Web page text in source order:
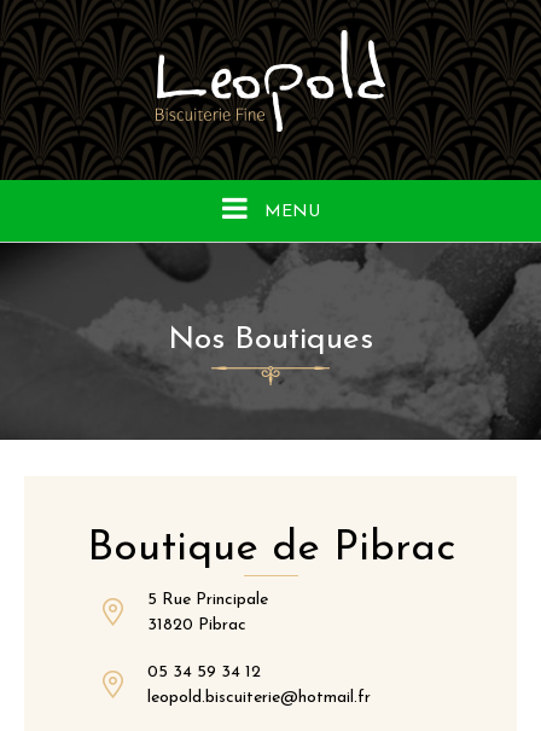
MENU
Nos Boutiques
Boutique de Pibrac
5 Rue Principale
31820 Pibrac
05 34 59 34 12
leopold.biscuiterie@hotmail.fr